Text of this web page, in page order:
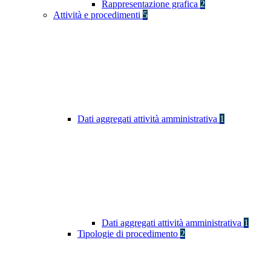
Rappresentazione grafica 2
Attività e procedimenti 5
Dati aggregati attività amministrativa 1
Dati aggregati attività amministrativa 1
Tipologie di procedimento 2